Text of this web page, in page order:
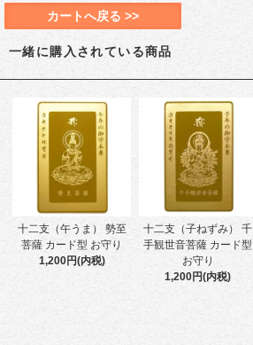
カートへ戻る >>
一緒に購入されている商品
十二支（午うま） 勢至
菩薩 カード型 お守り
1,200円(内税)
十二支（子ねずみ） 千
手観世音菩薩 カード型
お守り
1,200円(内税)